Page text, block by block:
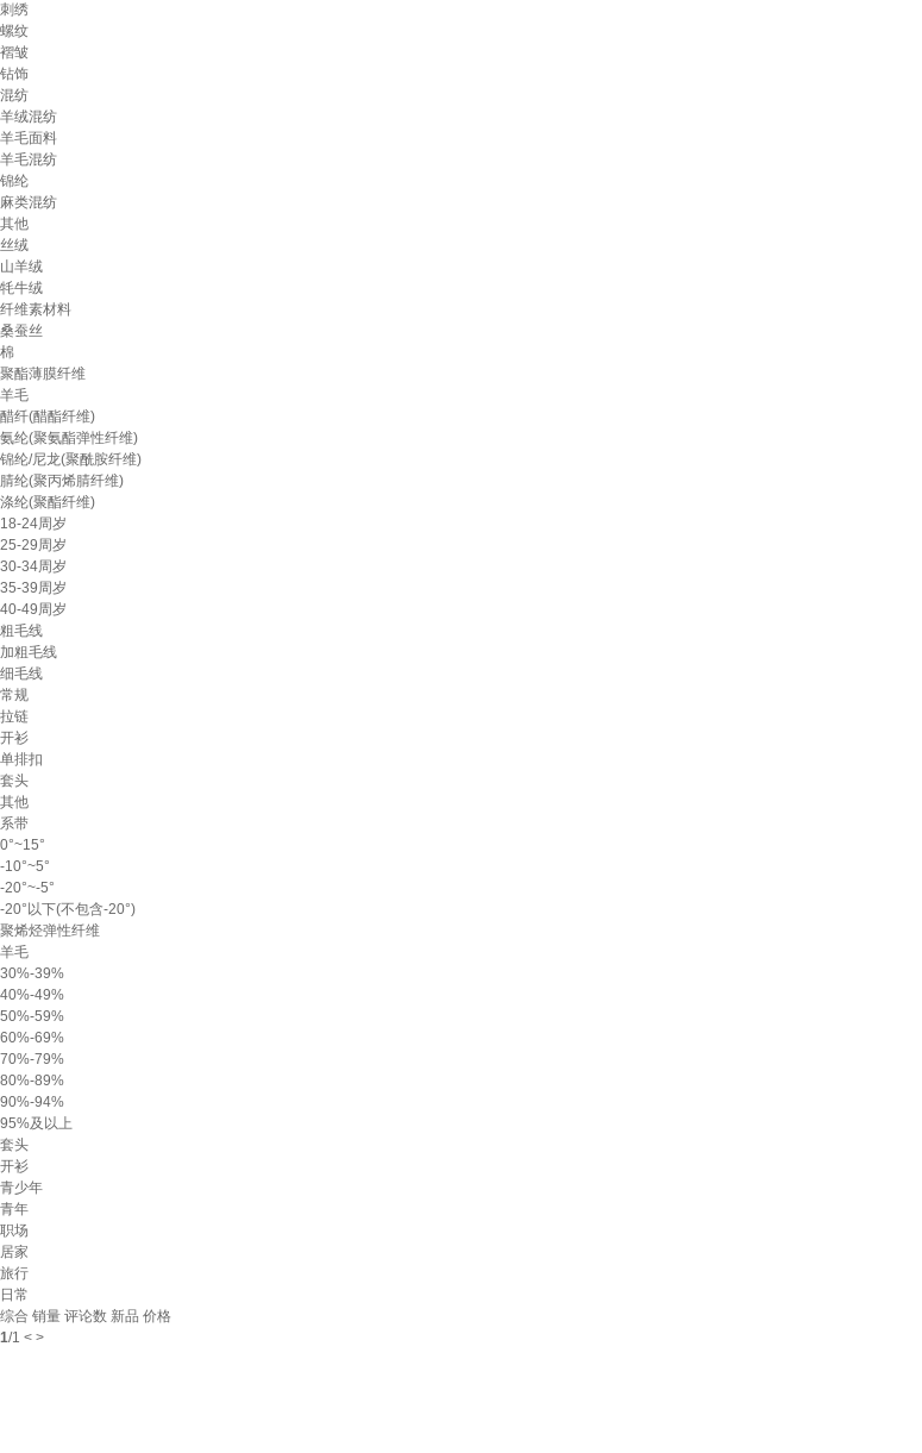
刺绣
螺纹
褶皱
钻饰
混纺
羊绒混纺
羊毛面料
羊毛混纺
锦纶
麻类混纺
其他
丝绒
山羊绒
牦牛绒
纤维素材料
桑蚕丝
棉
聚酯薄膜纤维
羊毛
醋纤(醋酯纤维)
氨纶(聚氨酯弹性纤维)
锦纶/尼龙(聚酰胺纤维)
腈纶(聚丙烯腈纤维)
涤纶(聚酯纤维)
18-24周岁
25-29周岁
30-34周岁
35-39周岁
40-49周岁
粗毛线
加粗毛线
细毛线
常规
拉链
开衫
单排扣
套头
其他
系带
0°~15°
-10°~5°
-20°~-5°
-20°以下(不包含-20°)
聚烯烃弹性纤维
羊毛
30%-39%
40%-49%
50%-59%
60%-69%
70%-79%
80%-89%
90%-94%
95%及以上
套头
开衫
青少年
青年
职场
居家
旅行
日常
综合 销量 评论数 新品 价格
1/1 < >